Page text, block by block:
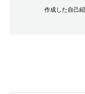
作成した自己